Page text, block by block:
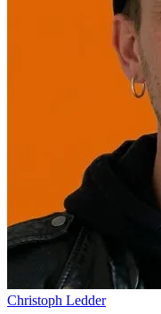
Christoph Ledder